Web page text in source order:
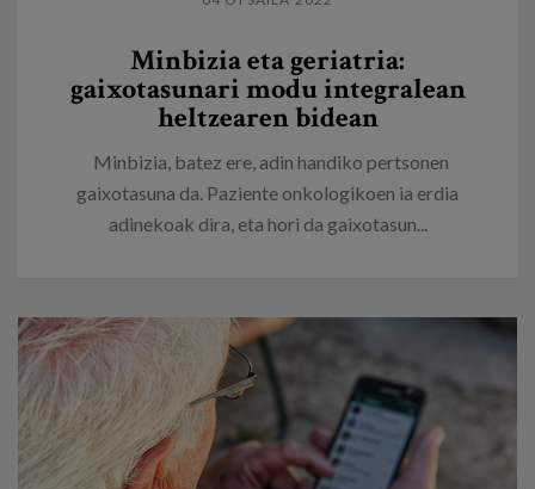
Minbizia eta geriatria:
gaixotasunari modu integralean
heltzearen bidean
Minbizia, batez ere, adin handiko pertsonen
gaixotasuna da. Paziente onkologikoen ia erdia
adinekoak dira, eta hori da gaixotasun...